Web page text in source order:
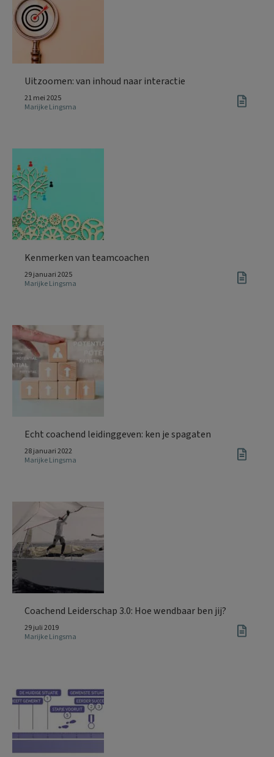
Uitzoomen: van inhoud naar interactie
21 mei 2025
Marijke Lingsma
Kenmerken van teamcoachen
29 januari 2025
Marijke Lingsma
Echt coachend leidinggeven: ken je spagaten
28 januari 2022
Marijke Lingsma
Coachend Leiderschap 3.0: Hoe wendbaar ben jij?
29 juli 2019
Marijke Lingsma